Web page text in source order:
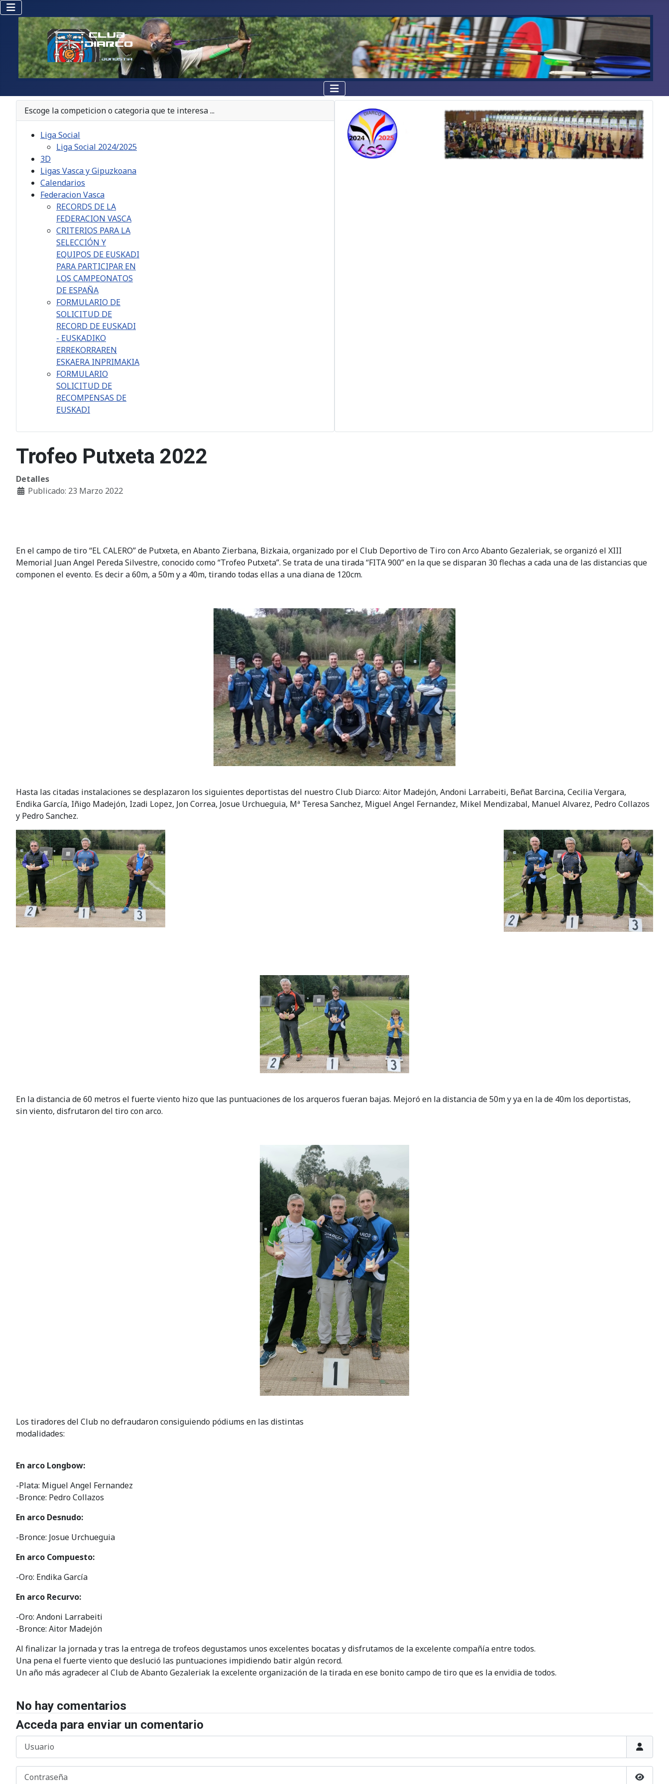
Escoge la competicion o categoria que te interesa ...
Liga Social
Liga Social 2024/2025
3D
Ligas Vasca y Gipuzkoana
Calendarios
Federacion Vasca
RECORDS DE LA
FEDERACION VASCA
CRITERIOS PARA LA
SELECCIÓN Y
EQUIPOS DE EUSKADI
PARA PARTICIPAR EN
LOS CAMPEONATOS
DE ESPAÑA
FORMULARIO DE
SOLICITUD DE
RECORD DE EUSKADI
- EUSKADIKO
ERREKORRAREN
ESKAERA INPRIMAKIA
FORMULARIO
SOLICITUD DE
RECOMPENSAS DE
EUSKADI
Trofeo Putxeta 2022
Detalles
Publicado: 23 Marzo 2022
En el campo de tiro “EL CALERO” de Putxeta, en Abanto Zierbana, Bizkaia, organizado por el Club Deportivo de Tiro con Arco Abanto Gezaleriak, se organizó el XIII
Memorial Juan Angel Pereda Silvestre, conocido como “Trofeo Putxeta”. Se trata de una tirada “FITA 900” en la que se disparan 30 flechas a cada una de las distancias que
componen el evento. Es decir a 60m, a 50m y a 40m, tirando todas ellas a una diana de 120cm.
Hasta las citadas instalaciones se desplazaron los siguientes deportistas del nuestro Club Diarco: Aitor Madejón, Andoni Larrabeiti, Beñat Barcina, Cecilia Vergara,
Endika García, Iñigo Madejón, Izadi Lopez, Jon Correa, Josue Urchueguia, Mª Teresa Sanchez, Miguel Angel Fernandez, Mikel Mendizabal, Manuel Alvarez, Pedro Collazos
y Pedro Sanchez.
En la distancia de 60 metros el fuerte viento hizo que las puntuaciones de los arqueros fueran bajas. Mejoró en la distancia de 50m y ya en la de 40m los deportistas,
sin viento, disfrutaron del tiro con arco.
Los tiradores del Club no defraudaron consiguiendo pódiums en las distintas
modalidades:
En arco Longbow:
-Plata: Miguel Angel Fernandez
-Bronce: Pedro Collazos
En arco Desnudo:
-Bronce: Josue Urchueguia
En arco Compuesto:
-Oro: Endika García
En arco Recurvo:
-Oro: Andoni Larrabeiti
-Bronce: Aitor Madejón
Al finalizar la jornada y tras la entrega de trofeos degustamos unos excelentes bocatas y disfrutamos de la excelente compañía entre todos.
Una pena el fuerte viento que deslució las puntuaciones impidiendo batir algún record.
Un año más agradecer al Club de Abanto Gezaleriak la excelente organización de la tirada en ese bonito campo de tiro que es la envidia de todos.
No hay comentarios
Acceda para enviar un comentario
Usuario
Contraseña